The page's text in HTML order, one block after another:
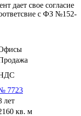
дает свое согласие
с ФЗ №152-
7723
лет
кв. м